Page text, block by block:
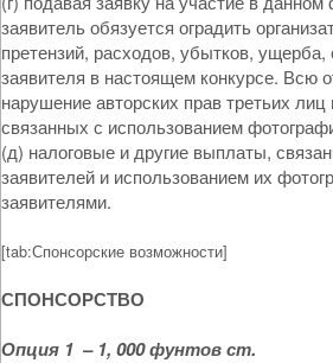
заявитель обязуется оградить
претензий, расходов, убытков,
заявителя в настоящем конкурсе. Всю
нарушение авторских прав третьих лиц
связанных с использованием
(д) налоговые и другие выплаты,
заявителей и использованием их
заявителями.
[tab:Спонсорские возможности]
СПОНСОРСТВО
Опция 1 – 1, 000фунтовст.